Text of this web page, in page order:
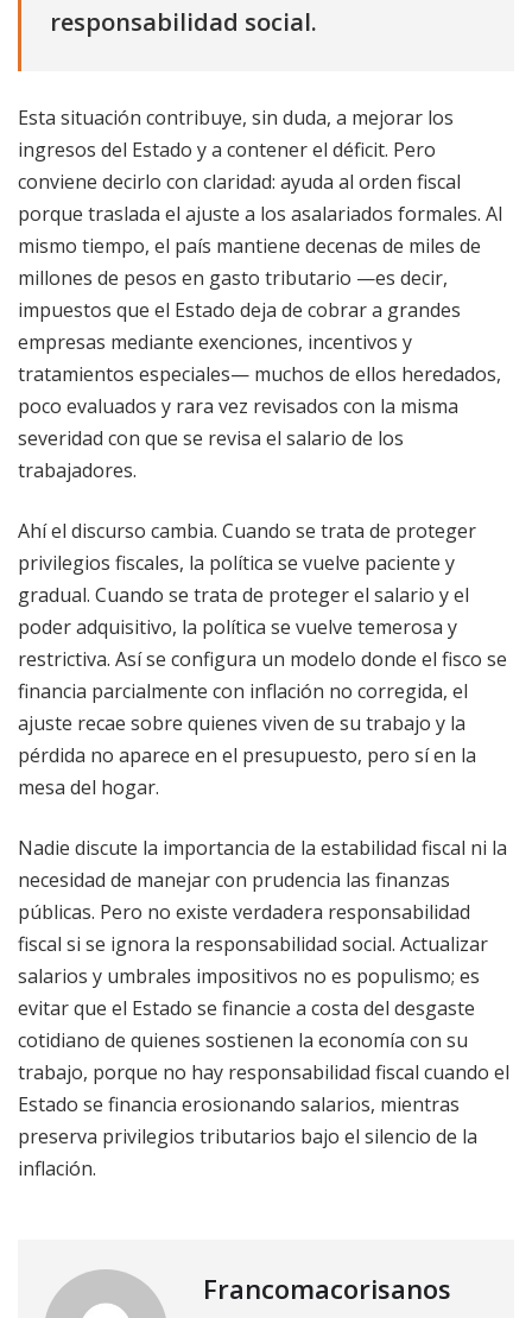
responsabilidad social.
Esta situación contribuye, sin duda, a mejorar los
ingresos del Estado y a contener el déficit. Pero
conviene decirlo con claridad: ayuda al orden fiscal
porque traslada el ajuste a los asalariados formales. Al
mismo tiempo, el país mantiene decenas de miles de
millones de pesos en gasto tributario —es decir,
impuestos que el Estado deja de cobrar a grandes
empresas mediante exenciones, incentivos y
tratamientos especiales— muchos de ellos heredados,
poco evaluados y rara vez revisados con la misma
severidad con que se revisa el salario de los
trabajadores.
Ahí el discurso cambia. Cuando se trata de proteger
privilegios fiscales, la política se vuelve paciente y
gradual. Cuando se trata de proteger el salario y el
poder adquisitivo, la política se vuelve temerosa y
restrictiva. Así se configura un modelo donde el fisco se
financia parcialmente con inflación no corregida, el
ajuste recae sobre quienes viven de su trabajo y la
pérdida no aparece en el presupuesto, pero sí en la
mesa del hogar.
Nadie discute la importancia de la estabilidad fiscal ni la
necesidad de manejar con prudencia las finanzas
públicas. Pero no existe verdadera responsabilidad
fiscal si se ignora la responsabilidad social. Actualizar
salarios y umbrales impositivos no es populismo; es
evitar que el Estado se financie a costa del desgaste
cotidiano de quienes sostienen la economía con su
trabajo, porque no hay responsabilidad fiscal cuando el
Estado se financia erosionando salarios, mientras
preserva privilegios tributarios bajo el silencio de la
inflación.
Francomacorisanos